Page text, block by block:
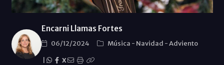
Encarni Llamas Fortes
06/12/2024 Música - Navidad -Adviento
X